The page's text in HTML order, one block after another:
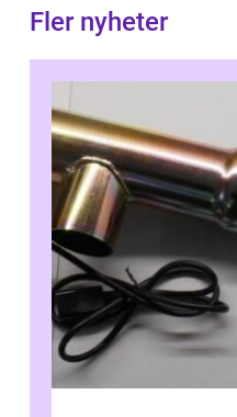
Fler nyheter